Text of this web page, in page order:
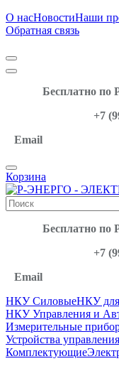
О насНовостиНаши
Обратная связь
Бесплатно по
+7 (991)
Корзина
Бесплатно по
+7 (991)
НКУ СиловыеНКУ
НКУ Управления и
Измерительные
Устройства управления
Комплектующие